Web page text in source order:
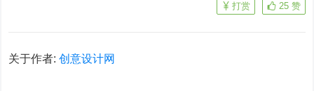
25 赞
打赏
关于作者:创意设计网